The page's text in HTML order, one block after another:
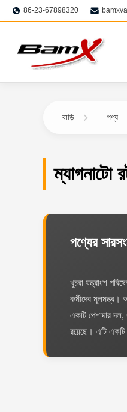
86-23-67898320
বাড়ি পণ্য
ম্যাগনাটো
পণ্যের
খুচরা যন্ত্রাংশ
কর্মীদের মূলমন্ত্র।
একটি পেশাদার
রয়েছে। এটি একটি